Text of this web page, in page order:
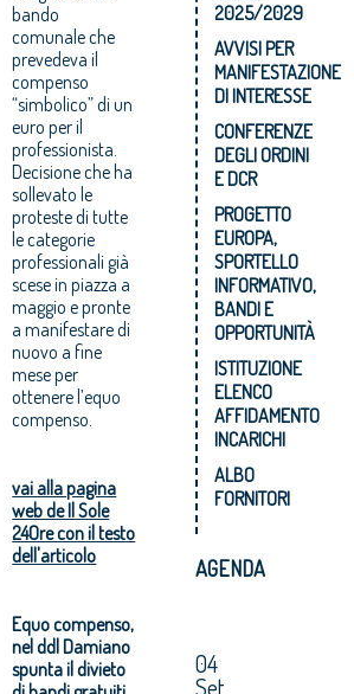
bando
comunale che
prevedeva il
compenso
“simbolico” di un
euro per il
professionista.
Decisione che ha
sollevato le
proteste di tutte
le categorie
professionali già
scese in piazza a
maggio e pronte
a manifestare di
nuovo a fine
mese per
ottenere l’equo
compenso.
vai alla pagina
web de Il Sole
24Ore con il testo
dell'articolo
Equo compenso,
nel ddl Damiano
spunta il divieto
2025/2029
AVVISI PER
MANIFESTAZIONE
DI INTERESSE
CONFERENZE
DEGLI ORDINI
E DCR
PROGETTO
EUROPA,
SPORTELLO
INFORMATIVO,
BANDI E
OPPORTUNITÀ
ISTITUZIONE
ELENCO
AFFIDAMENTO
INCARICHI
ALBO
FORNITORI
AGENDA
04
Set